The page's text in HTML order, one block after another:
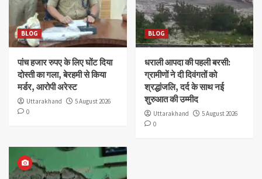
BLOG
पांच हजार रुपए के लिए घोंट दिया
दोस्ती का गला, बेरहमी से किया
मर्डर, आरोपी अरेस्ट
Uttarakhand
5 August 2026
0
BLOG
धराली आपदा की पहली बरसी:
ग्रामीणों ने दी दिवंगतों को
श्रद्धांजलि, दर्द के साथ नई
शुरुआत की उम्मीद
Uttarakhand
5 August 2026
0